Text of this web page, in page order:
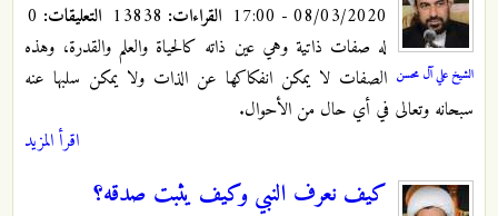
الشيخ علي آل محسن
08/03/2020 - 17:00 القراءات: التعليقات:
له صفات ذاتية وهي عين ذاته كالحياة والعلم والقدرة، وهذه
الصفات لا يمكن انفكاكها عن الذات ولا يمكن سلبها عنه
سبحانه وتعالى في أي حال من الأحوال.
اقرأ المزيد
كيف نعرف النبي وكيف يثبت صدقه؟